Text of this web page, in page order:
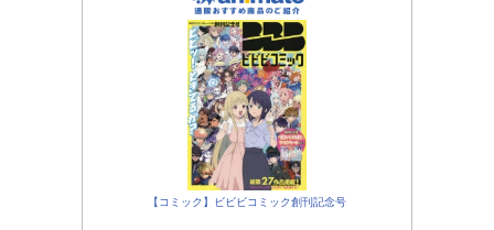
【コミック】ビビビコミック創刊記念号